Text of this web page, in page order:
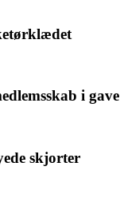
i gave
skjorter